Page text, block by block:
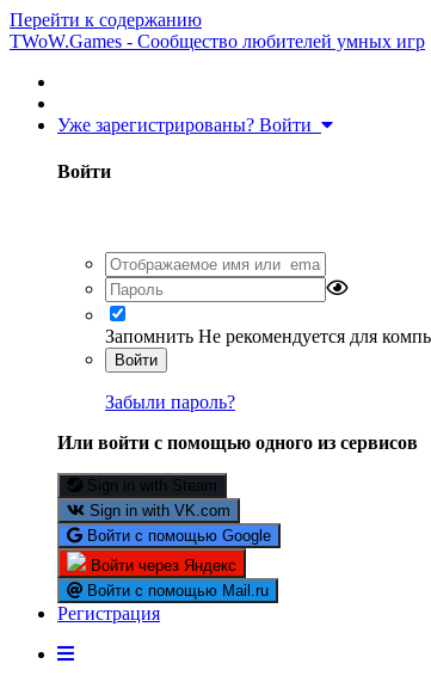
Перейти к содержанию
TWoW.Games - Сообщество любителей умных игр
Уже зарегистрированы? Войти
Войти
Запомнить Не рекомендуется для
Войти
Забыли пароль?
Или войти с помощью одного из сервисов
Sign in with Steam
Sign in with VK.com
Войти с помощью Google
Войти через Яндекс
Войти с помощью Mail.ru
Регистрация